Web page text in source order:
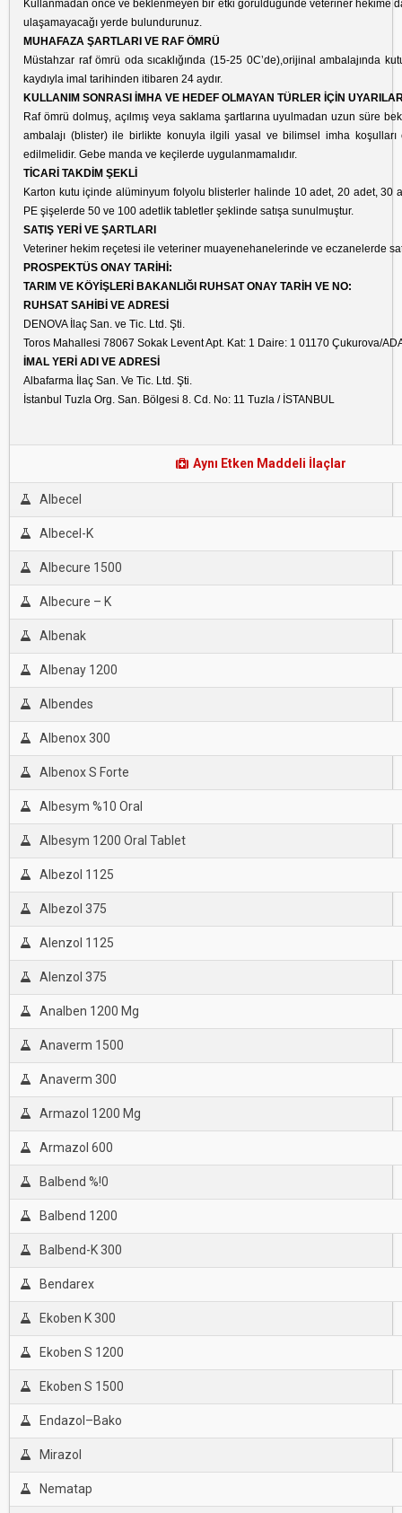
Kullanmadan önce ve beklenmeyen bir etki görüldüğünde veteriner hekime
ulaşamayacağı yerde bulundurunuz.
MUHAFAZA ŞARTLARI VE RAF ÖMRÜ
Müstahzar raf ömrü oda sıcaklığında (15-25 0C’de),orijinal ambalajında
kaydıyla imal tarihinden itibaren 24 aydır.
KULLANIM SONRASI İMHA VE HEDEF OLMAYAN TÜRLER İÇİN
Raf ömrü dolmuş, açılmış veya saklama şartlarına uyulmadan uzun süre
ambalajı (blister) ile birlikte konuyla ilgili yasal ve bilimsel imha koşulları
edilmelidir. Gebe manda ve keçilerde uygulanmamalıdır.
TİCARİ TAKDİM ŞEKLİ
Karton kutu içinde alüminyum folyolu blisterler halinde 10 adet, 20 adet, 30
PE şişelerde 50 ve 100 adetlik tabletler şeklinde satışa sunulmuştur.
SATIŞ YERİ VE ŞARTLARI
Veteriner hekim reçetesi ile veteriner muayenehanelerinde ve eczanelerde
PROSPEKTÜS ONAY TARİHİ:
TARIM VE KÖYİŞLERİ BAKANLIĞI RUHSAT ONAY TARİH VE NO:
RUHSAT SAHİBİ VE ADRESİ
DENOVA İlaç San. ve Tic. Ltd. Şti.
Toros Mahallesi 78067 Sokak Levent Apt. Kat: 1 Daire: 1 01170 Çukurova/
İMAL YERİ ADI VE ADRESİ
Albafarma İlaç San. Ve Tic. Ltd. Şti.
İstanbul Tuzla Org. San. Bölgesi 8. Cd. No: 11 Tuzla / İSTANBUL
Aynı Etken Maddeli İlaçlar
Albecel
Albecel-K
Albecure 1500
Albecure – K
Albenak
Albenay 1200
Albendes
Albenox 300
Albenox S Forte
Albesym %10 Oral
Albesym 1200 Oral Tablet
Albezol 1125
Albezol 375
Alenzol 1125
Alenzol 375
Analben 1200 Mg
Anaverm 1500
Anaverm 300
Armazol 1200 Mg
Armazol 600
Balbend %!0
Balbend 1200
Balbend-K 300
Bendarex
Ekoben K 300
Ekoben S 1200
Ekoben S 1500
Endazol–Bako
Mirazol
Nematap